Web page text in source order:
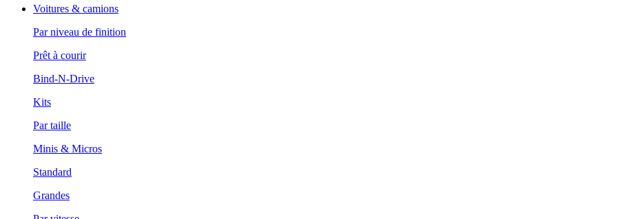
Voitures & camions
Par niveau de finition
Prêt à courir
Bind-N-Drive
Kits
Par taille
Minis & Micros
Standard
Grandes